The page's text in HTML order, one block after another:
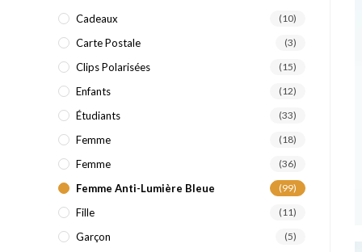
Cadeaux (10)
Carte Postale (3)
Clips Polarisées (15)
Enfants (12)
Étudiants (33)
Femme (18)
Femme (36)
Femme Anti-Lumière Bleue (99)
Fille (11)
Garçon (5)